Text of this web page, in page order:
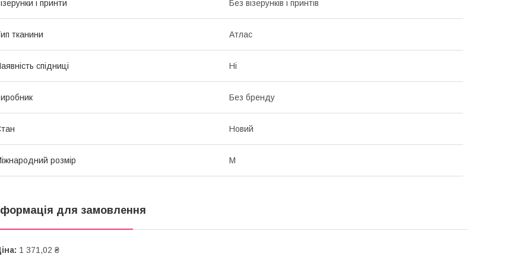
і принти Без візерунків і принтів
тканини Атлас
спідниці Ні
Без бренду
Новий
розмір M
для замовлення
1 371,02 ₴